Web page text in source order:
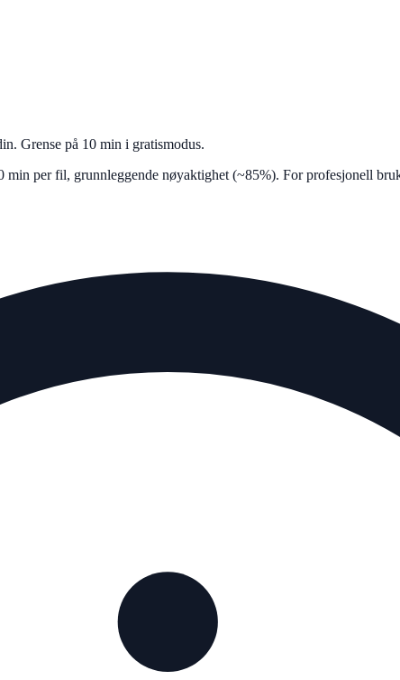
Grense på 10 min i gratismodus.
per fil, grunnleggende nøyaktighet (~85%). For profesjonell